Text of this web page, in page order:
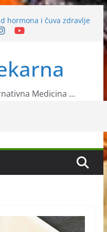
hormona i čuva zdravlje
od raznih bolesti
Medicina …